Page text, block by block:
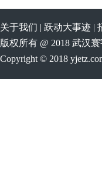
关于我们 | 跃动大事迹 |
版权所有 @ 2018 武汉
Copyright © 2018